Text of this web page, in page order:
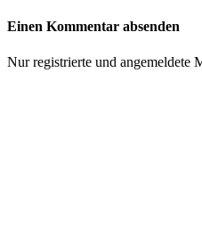
Einen Kommentar absenden
Nur registrierte und angemeldete